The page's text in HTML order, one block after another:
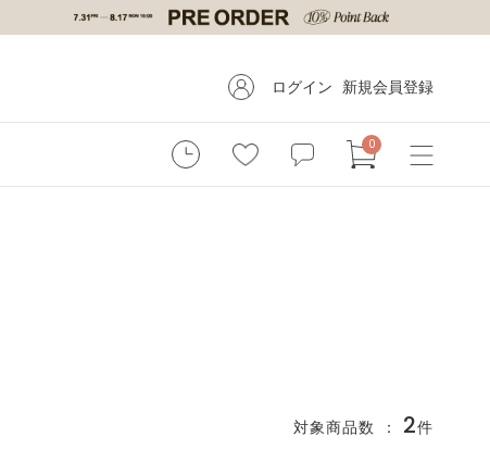
ログイン 新規会員登録
0
対象商品数 ： 2件